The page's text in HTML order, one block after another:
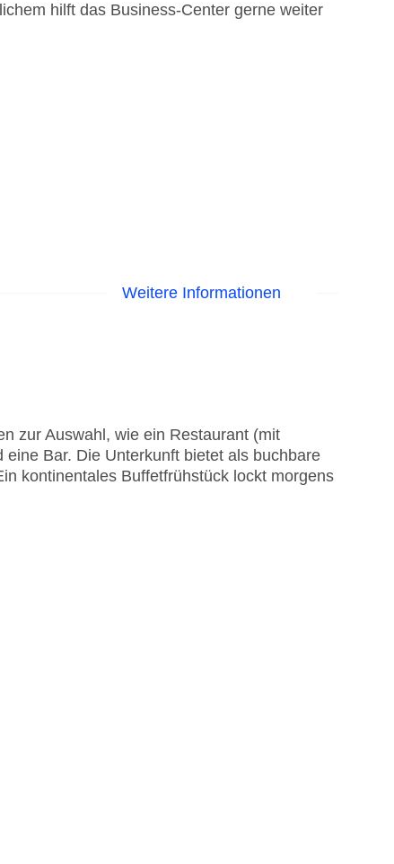
hilft das Business-Center gerne weiter
Weitere Informationen
zur Auswahl, wie ein Restaurant (mit
Bar. Die Unterkunft bietet als buchbare
kontinentales Buffetfrühstück lockt morgens